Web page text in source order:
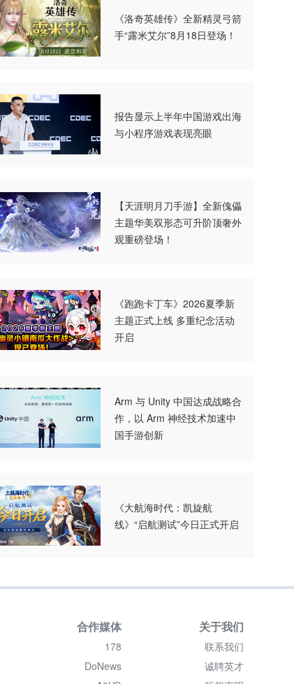
《洛奇英雄传》全新精灵弓箭
手“露米艾尔”8月18日登场！
报告显示上半年中国游戏出海
与小程序游戏表现亮眼
【天涯明月刀手游】全新傀儡
主题华美双形态可升阶顶奢外
观重磅登场！
《跑跑卡丁车》2026夏季新
主题正式上线 多重纪念活动
开启
Arm 与 Unity 中国达成战略合
作，以 Arm 神经技术加速中
国手游创新
《大航海时代：凯旋航
线》“启航测试”今日正式开启
合作媒体
178
DoNews
关于我们
联系我们
诚聘英才